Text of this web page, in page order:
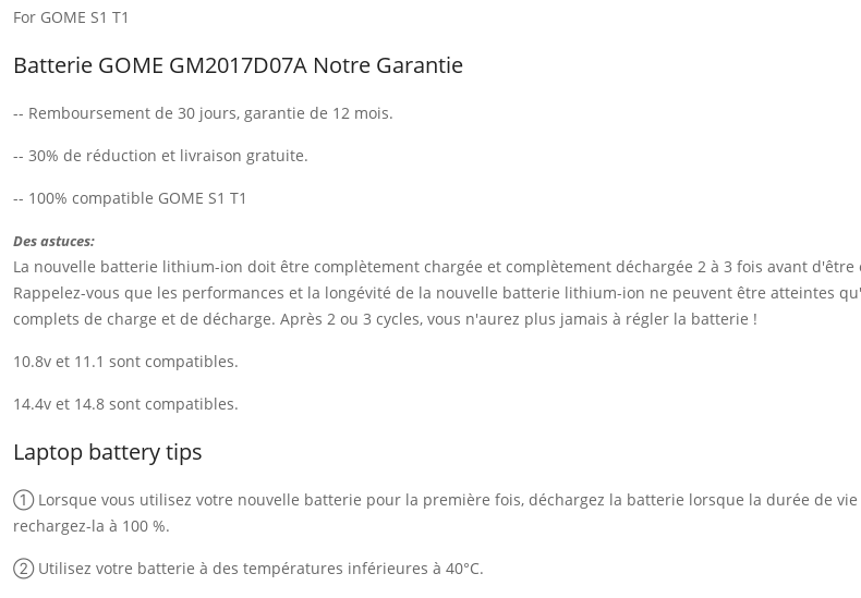
For GOME S1 T1
Batterie GOME GM2017D07A Notre Garantie
-- Remboursement de 30 jours, garantie de 12 mois.
-- 30% de réduction et livraison gratuite.
-- 100% compatible GOME S1 T1
Des astuces:
La nouvelle batterie lithium-ion doit être complètement chargée et complètement déchargée 2 à 3 fois avant
Rappelez-vous que les performances et la longévité de la nouvelle batterie lithium-ion ne peuvent être atteintes
complets de charge et de décharge. Après 2 ou 3 cycles, vous n'aurez plus jamais à régler la batterie !
10.8v et 11.1 sont compatibles.
14.4v et 14.8 sont compatibles.
Laptop battery tips
① Lorsque vous utilisez votre nouvelle batterie pour la première fois, déchargez la batterie lorsque la durée de
rechargez-la à 100 %.
② Utilisez votre batterie à des températures inférieures à 40°C.